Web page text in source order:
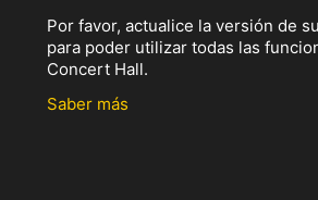
Por favor, actualice la versión de
para poder utilizar todas las
Concert Hall.
Saber más